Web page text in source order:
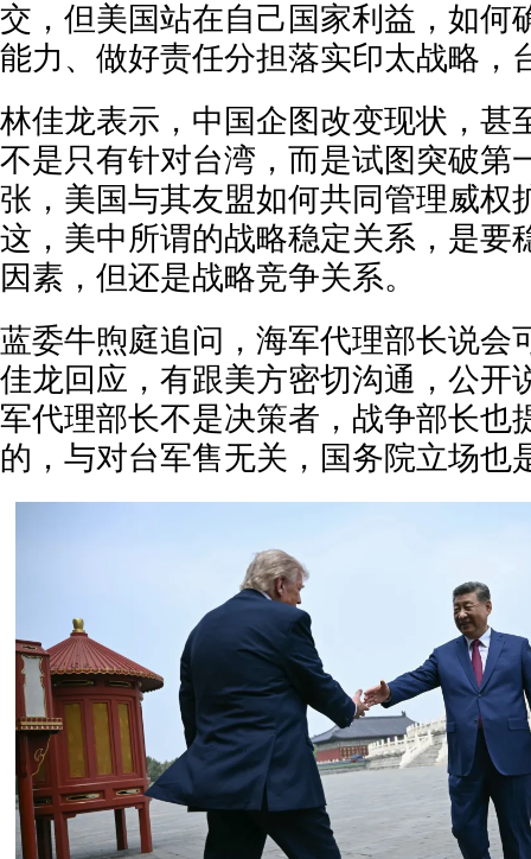
交，但美国站在自己国家利益，如何
能力、做好责任分担落实印太战略，
林佳龙表示，中国企图改变现状，甚
不是只有针对台湾，而是试图突破第
张，美国与其友盟如何共同管理威权
这，美中所谓的战略稳定关系，是要
因素，但还是战略竞争关系。
蓝委牛煦庭追问，海军代理部长说会
佳龙回应，有跟美方密切沟通，公开
军代理部长不是决策者，战争部长也
的，与对台军售无关，国务院立场也